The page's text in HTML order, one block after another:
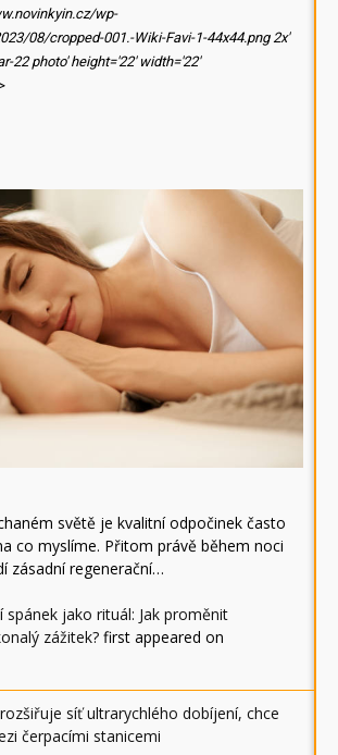
wp-
08/cropped-001.-Wiki-Favi-1-44x44.png 2x'
22 photo' height='22' width='22'
světě je kvalitní odpočinek často
co myslíme. Přitom právě během noci
zásadní regenerační…
spánek jako rituál: Jak proměnit
zážitek? first appeared on
síť ultrarychlého dobíjení, chce
čerpacími stanicemi